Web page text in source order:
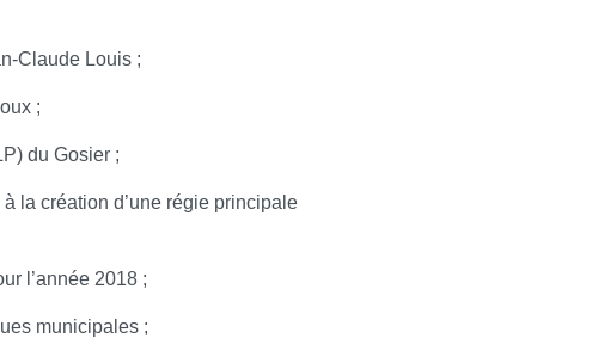
Claude Louis ;
;
du Gosier ;
la création d’une régie principale
l’année 2018 ;
municipales ;